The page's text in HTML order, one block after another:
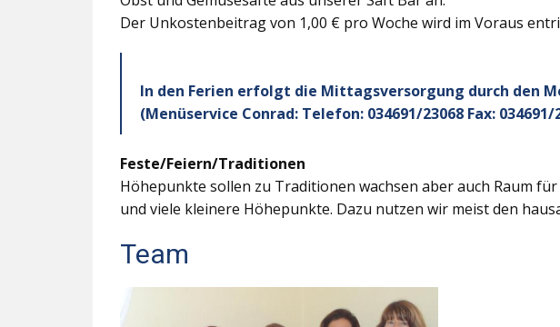
Der Unkostenbeitrag von 1,00 € pro Woche wird im Voraus
In den Ferien erfolgt die Mittagsversorgung durch den
(Menüservice Conrad: Telefon: 034691/23068 Fax: 034691/
Feste/Feiern/Traditionen
Höhepunkte sollen zu Traditionen wachsen aber auch Raum
und viele kleinere Höhepunkte. Dazu nutzen wir meist den
Team